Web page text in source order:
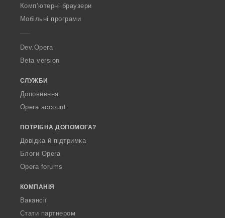
O
p
a
Комп’ютерні браузери
Мобільні програми
Dev.Opera
Beta version
СЛУЖБИ
Доповнення
Opera account
ПОТРІБНА ДОПОМОГА?
Довідка й підтримка
Блоги Opera
Opera forums
КОМПАНІЯ
Вакансії
Стати партнером